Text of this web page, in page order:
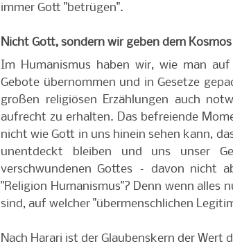
immer Gott "betrügen".
Nicht Gott, sondern wir geben dem
Im Humanismus haben wir, wie man
Gebote übernommen und in Gesetze
großen religiösen Erzählungen auch
aufrecht zu erhalten. Das befreiende
nicht wie Gott in uns hinein sehen kann,
unentdeckt bleiben und uns unser
verschwundenen Gottes – davon nicht
"Religion Humanismus"? Denn wenn alles
sind, auf welcher "übermenschlichen
Nach Harari ist der Glaubenskern der Wert